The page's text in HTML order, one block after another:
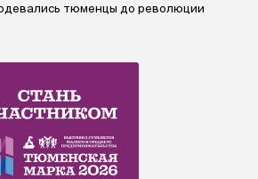
тюменцы до революции